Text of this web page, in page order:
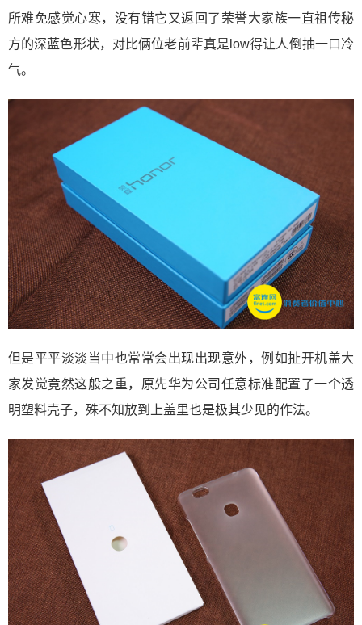
所难免感觉心寒，没有错它又返回了荣誉大家族一直祖传秘
方的深蓝色形状，对比俩位老前辈真是low得让人倒抽一口冷
气。
但是平平淡淡当中也常常会出现出现意外，例如扯开机盖大
家发觉竟然这般之重，原先华为公司任意标准配置了一个透
明塑料壳子，殊不知放到上盖里也是极其少见的作法。